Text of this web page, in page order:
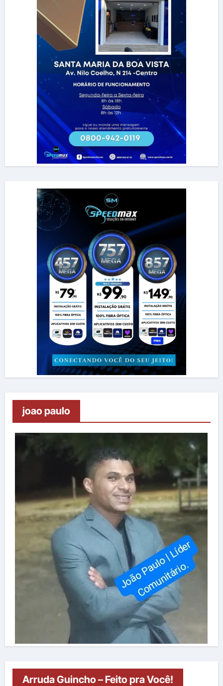
joao paulo
Arruda Guincho – Feito pra Você!